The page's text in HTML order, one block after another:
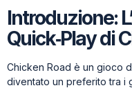
Introduzione:
Quick‑Play di
Chicken Road è un gioco
diventato un preferito tra i